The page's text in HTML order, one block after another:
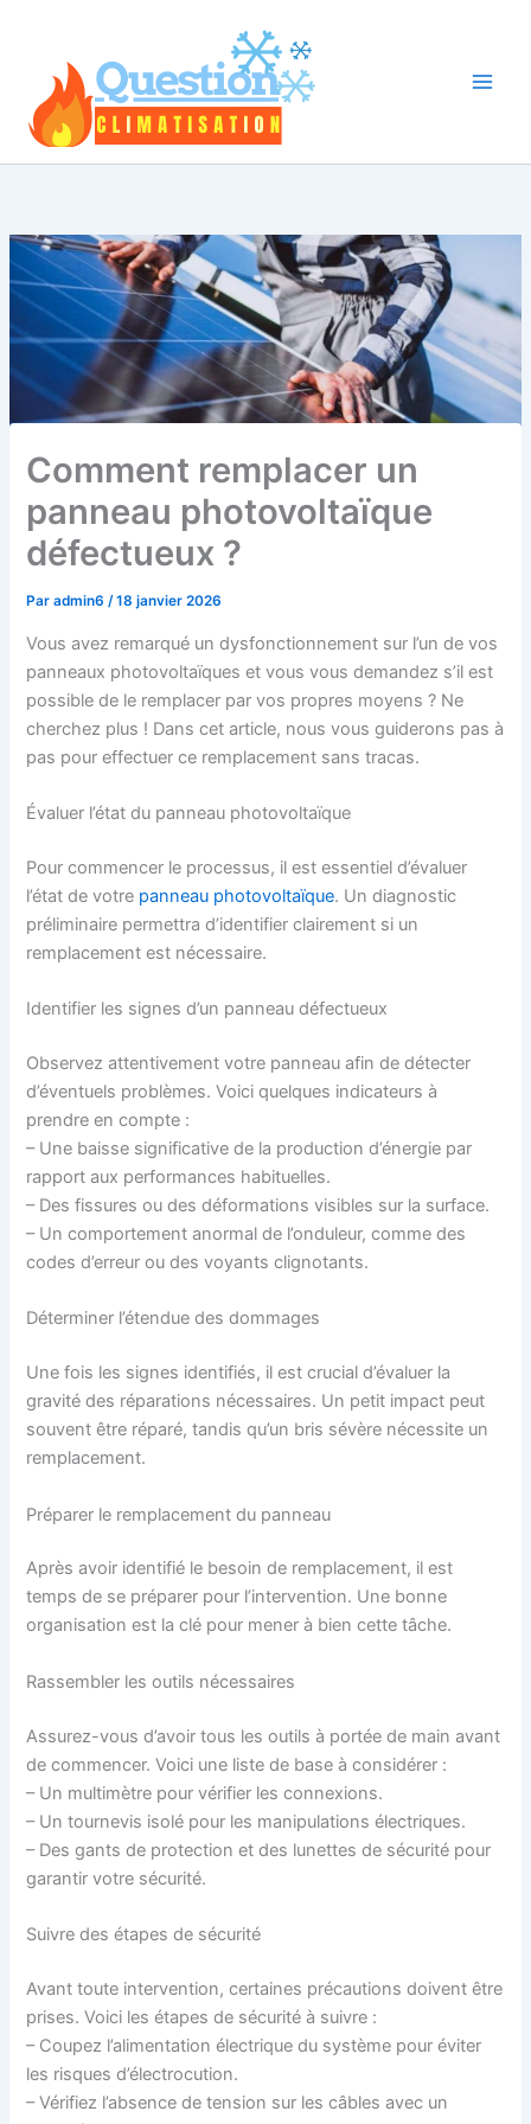
Comment remplacer un
panneau photovoltaïque
défectueux ?
Paradmin6/18 janvier 2026
Vous avez remarqué un dysfonctionnement sur l’un de vos
panneaux photovoltaïques et vous vous demandez s’il est
possible de le remplacer par vos propres moyens ? Ne
cherchez plus ! Dans cet article, nous vous guiderons pas à
pas pour effectuer ce remplacement sans tracas.
Évaluer l’état du panneau photovoltaïque
Pour commencer le processus, il est essentiel d’évaluer
l’état de votre panneau photovoltaïque. Un diagnostic
préliminaire permettra d’identifier clairement si un
remplacement est nécessaire.
Identifier les signes d’un panneau défectueux
Observez attentivement votre panneau afin de détecter
d’éventuels problèmes. Voici quelques indicateurs à
prendre en compte :
– Une baisse significative de la production d’énergie par
rapport aux performances habituelles.
– Des fissures ou des déformations visibles sur la surface.
– Un comportement anormal de l’onduleur, comme des
codes d’erreur ou des voyants clignotants.
Déterminer l’étendue des dommages
Une fois les signes identifiés, il est crucial d’évaluer la
gravité des réparations nécessaires. Un petit impact peut
souvent être réparé, tandis qu’un bris sévère nécessite un
remplacement.
Préparer le remplacement du panneau
Après avoir identifié le besoin de remplacement, il est
temps de se préparer pour l’intervention. Une bonne
organisation est la clé pour mener à bien cette tâche.
Rassembler les outils nécessaires
Assurez-vous d’avoir tous les outils à portée de main avant
de commencer. Voici une liste de base à considérer :
– Un multimètre pour vérifier les connexions.
– Un tournevis isolé pour les manipulations électriques.
– Des gants de protection et des lunettes de sécurité pour
garantir votre sécurité.
Suivre des étapes de sécurité
Avant toute intervention, certaines précautions doivent être
prises. Voici les étapes de sécurité à suivre :
– Coupez l’alimentation électrique du système pour éviter
les risques d’électrocution.
– Vérifiez l’absence de tension sur les câbles avec un